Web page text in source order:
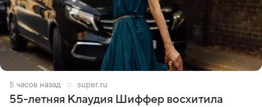
5 часов назад super.ru
55-летняя Клаудия Шиффер восхитила